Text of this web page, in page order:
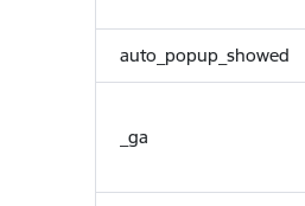
auto_popup_showed
_ga